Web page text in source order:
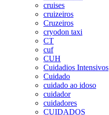
cruises
cruizeiros
Cruzeiros
cryodon taxi
CT
cuf
CUH
Cuidadios Intensivos
Cuidado
cuidado ao idoso
cuidador
cuidadores
CUIDADOS